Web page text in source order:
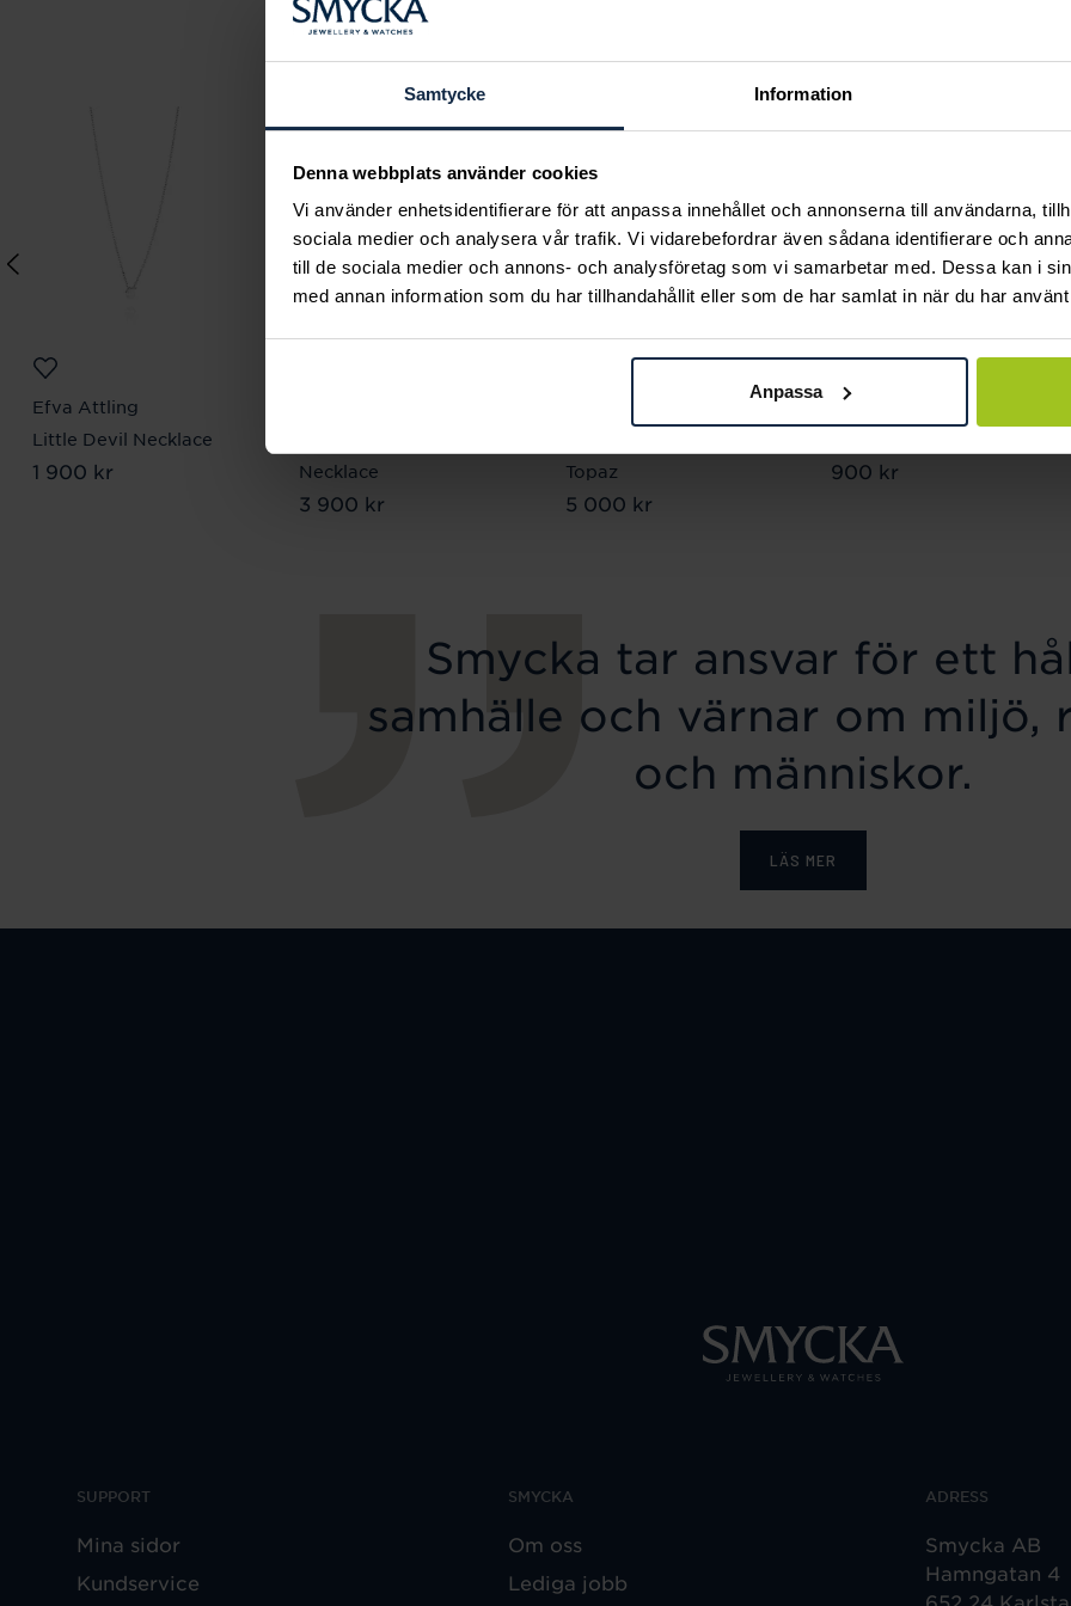
Samtycke Information
Denna webbplats använder cookies
Vi använder enhetsidentifierare för att anpassa innehållet och annonserna till användarna,
sociala medier och analysera vår trafik. Vi vidarebefordrar även sådana identifierare och
till de sociala medier och annons- och analysföretag som vi samarbetar med. Dessa kan i
med annan information som du har tillhandahållit eller som de har samlat in när du har
Anpassa
Efva Attling
Little Devil Necklace
Pris:1 900 kr
1 900 kr
Necklace
Pris:3 900 kr
3 900 kr
Topaz
Pris:5 000 kr
5 000 kr
Efva Attling
Pris:900 kr
900 kr
Smycka tar ansvar för ett
samhälle och värnar om miljö,
och människor.
LÄS MER
SUPPORT
Mina sidor
Kundservice
SMYCKA
Om oss
Lediga jobb
ADRESS
Smycka AB
Hamngatan 4
652 24